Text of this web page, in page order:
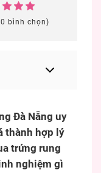
bình chọn)
Đà Nẵng uy
thành hợp lý
trứng rung
nghiệm gì